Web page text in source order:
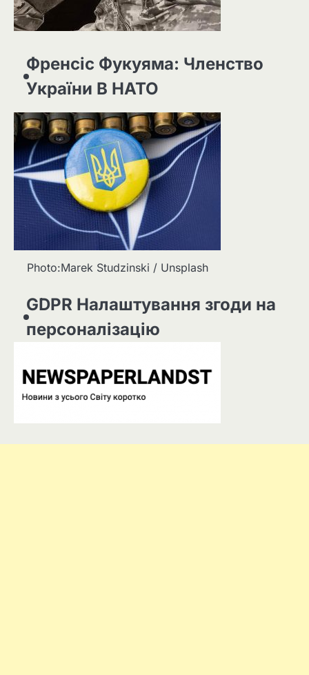
Френсіс Фукуяма: Членство
України В НАТО
Photo:Marek Studzinski / Unsplash
GDPR Налаштування згоди на
персоналізацію